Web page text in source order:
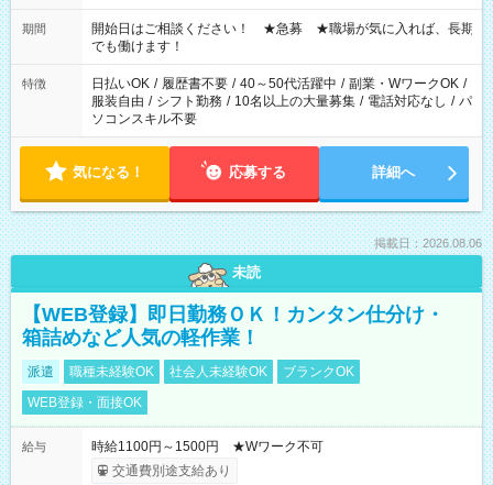
の場合、他のお仕事と合わせ週40時間超の就業はご案内できま
せん ※法令に基づき、週20時間以上勤務は社会保険への加入対
象となります ※労働者派遣法（日雇い派遣の原則禁止）によ
り、短時間・短期間の就業はご案内が難しい場合があります
期間
開始日はご相談ください！ ★急募 ★職場が気に入れば、長期
でも働けます！
特徴 日払いOK / 履歴書不要 / 40～50代活躍中 / 副業・WワークOK /
服装自由 / シフト勤務 / 10名以上の大量募集 / 電話対応なし / パ
ソコンスキル不要
気になる！ 応募する 詳細へ
掲載日：2026.08.06
未読
【WEB登録】即日勤務ＯＫ！カンタン仕分け・
箱詰めなど人気の軽作業！
派遣 職種未経験OK 社会人未経験OK
ブランクOK
WEB登録・面接OK
給与
時給1100円～1500円 ★Wワーク不可
交通費別途支給あり